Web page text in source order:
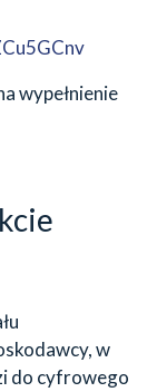
wypełnienie
w
do cyfrowego